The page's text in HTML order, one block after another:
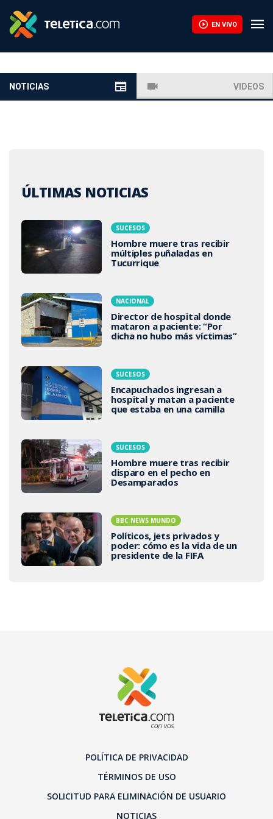
EN VIVO
NOTICIAS VIDEOS
ÚLTIMAS NOTICIAS
SUCESOS
Hombre muere tras recibir
múltiples puñaladas en
Tucurrique
NACIONAL
Director de hospital donde
mataron a paciente: “Por
dicha no hubo más víctimas”
SUCESOS
Encapuchados ingresan a
hospital y matan a paciente
que estaba en una camilla
SUCESOS
Hombre muere tras recibir
disparo en el pecho en
Desamparados
BBC NEWS MUNDO
Políticos, jets privados y
poder: cómo es la vida de un
presidente de la FIFA
POLÍTICA DE PRIVACIDAD
TÉRMINOS DE USO
SOLICITUD PARA ELIMINACIÓN DE USUARIO
NOTICIAS